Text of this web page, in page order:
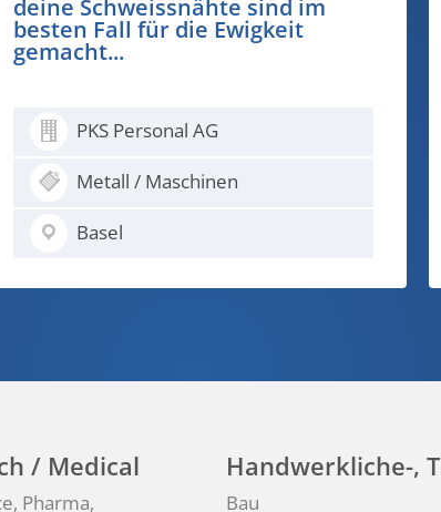
(m/w/d) - du hast lieber ein
schönes Blech unter der Hand
als eine hässliche Ausrede im
Mund...
PKS Personal AG
Fahrzeuge
Basel
/ Medical
Pharma,
Handwerkliche-,
Bau